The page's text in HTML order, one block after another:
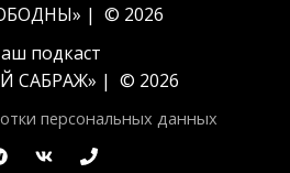
| © 2026
подкаст
САБРАЖ» | © 2026
персональных данных